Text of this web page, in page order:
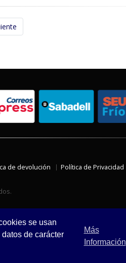
se usan
de carácter
Más
Información
de devolución Política de Privacidad